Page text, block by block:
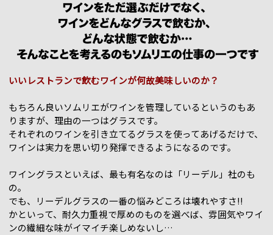
いいレストランで飲むワインが何故美味しいのか？
もちろん良いソムリエがワインを管理しているというのもあ
りますが、理由の一つはグラスです。
それぞれのワインを引き立てるグラスを使ってあげるだけで、
ワインは実力を思い切り発揮できるようになるのです。
ワイングラスといえば、最も有名なのは「リーデル」社のも
の。
でも、リーデルグラスの一番の悩みどころは壊れやすさ!!
かといって、耐久力重視で厚めのものを選べば、雰囲気やワイ
ンの繊細な味がイマイチ楽しめないし…